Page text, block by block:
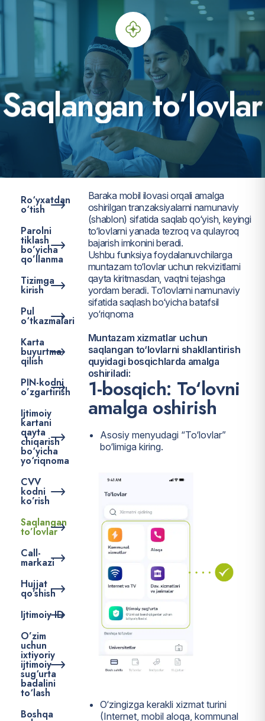
Saqlanganto’lovlar
Ro‘yxatdan
o‘tish
Parolni
tiklash
bo’yicha
qo’llanma
Tizimga
kirish
Pul
o‘tkazmalari
Karta
buyurtma
qilish
PIN-kodni
o’zgartirish
Ijtimoiy
kartani
qayta
chiqarish
bo‘yicha
yo‘riqnoma
CVV
kodni
ko’rish
Saqlangan
to’lovlar
Call-
markazi
Hujjat
qo’shish
Ijtimoiy ID
O’zim
uchun
ixtiyoriy
ijtimoiy
sug‘urta
badalini
to‘lash
Boshqa
Baraka mobil ilovasi orqali amalga
oshirilgan tranzaksiyalarni namunaviy
(shablon) sifatida saqlab qo‘yish, keyingi
to‘lovlarni yanada tezroq va qulayroq
bajarish imkonini beradi.
Ushbu funksiya foydalanuvchilarga
muntazam to‘lovlar uchun rekvizitlarni
qayta kiritmasdan, vaqtni tejashga
yordam beradi. To‘lovlarni namunaviy
sifatida saqlash bo‘yicha batafsil
yo‘riqnoma
Muntazam xizmatlar uchun
saqlangan to‘lovlarni shakllantirish
quyidagi bosqichlarda amalga
oshiriladi:
1-bosqich: To‘lovni
amalga oshirish
Asosiy menyudagi “To‘lovlar”
bo‘limiga kiring.
O‘zingizga kerakli xizmat turini
(Internet, mobil aloqa, kommunal